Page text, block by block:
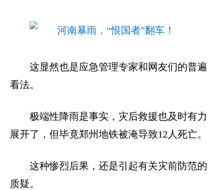
这显然也是应急管理专家和网友们的普遍
看法。
极端性降雨是事实，灾后救援也及时有力
展开了，但毕竟郑州地铁被淹导致12人死亡。
这种惨烈后果，还是引起有关灾前防范的
质疑。